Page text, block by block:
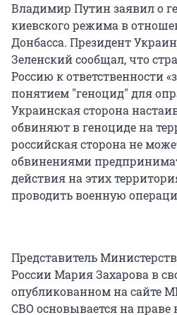
Владимир Путин заявил о
киевского режима в
Донбасса. Президент
Зеленский сообщал, что
Россию к ответственности
понятием "геноцид" для
Украинская сторона
обвиняют в геноциде на
российская сторона не
обвинениями
действия на этих
проводить военную
Представитель
России Мария Захарова в
опубликованном на сайте
СВО основывается на праве